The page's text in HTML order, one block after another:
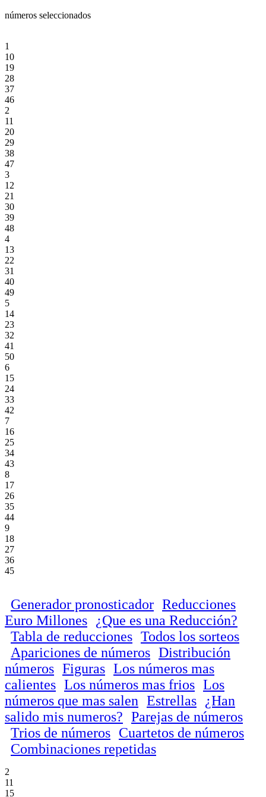
números seleccionados
1
10
19
28
37
46
2
11
20
29
38
47
3
12
21
30
39
48
4
13
22
31
40
49
5
14
23
32
41
50
6
15
24
33
42
7
16
25
34
43
8
17
26
35
44
9
18
27
36
45
Generador pronosticador Reducciones
Euro Millones
¿Que es una Reducción?
Tabla de reducciones Todos los sorteos
Apariciones de números Distribución
números Figuras Los números mas
calientes Los números mas frios Los
números que mas salen Estrellas
¿Han
salido mis numeros? Parejas de números
Trios de números Cuartetos de números
Combinaciones repetidas
2
11
15